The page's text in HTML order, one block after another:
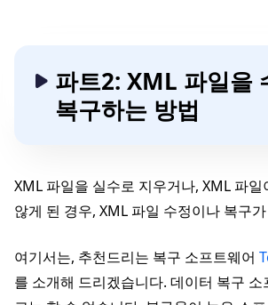
파트2: XML 파일을
복구하는 방법
XML 파일을 실수로 지우거나, XML 파
않게 된 경우, XML 파일 수정이나 복구
여기서는, 추천드리는 복구 소프트웨어
를 소개해 드리겠습니다. 데이터 복구